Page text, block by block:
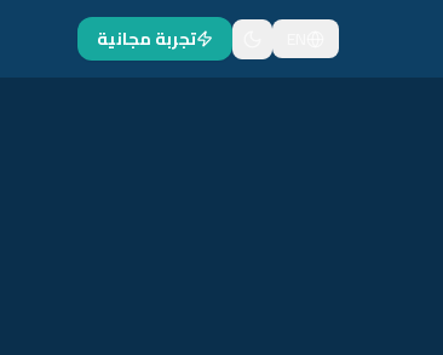
تجربة مجانية